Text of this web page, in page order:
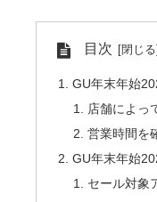
目次
GU年末年始
店舗によっ
営業時間を
GU年末年始
セール対象